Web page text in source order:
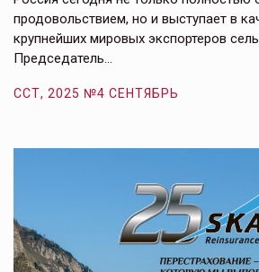
продовольствием, но и выступает в
крупнейших мировых экспортеров
Председатель…
ССТ, 2025 №4 СЕНТЯБРЬ